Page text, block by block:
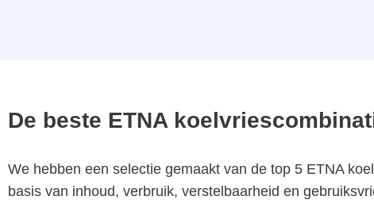
De beste ETNA
We hebben een selectie gemaakt van de top 5 ETNA
basis van inhoud, verbruik, verstelbaarheid en